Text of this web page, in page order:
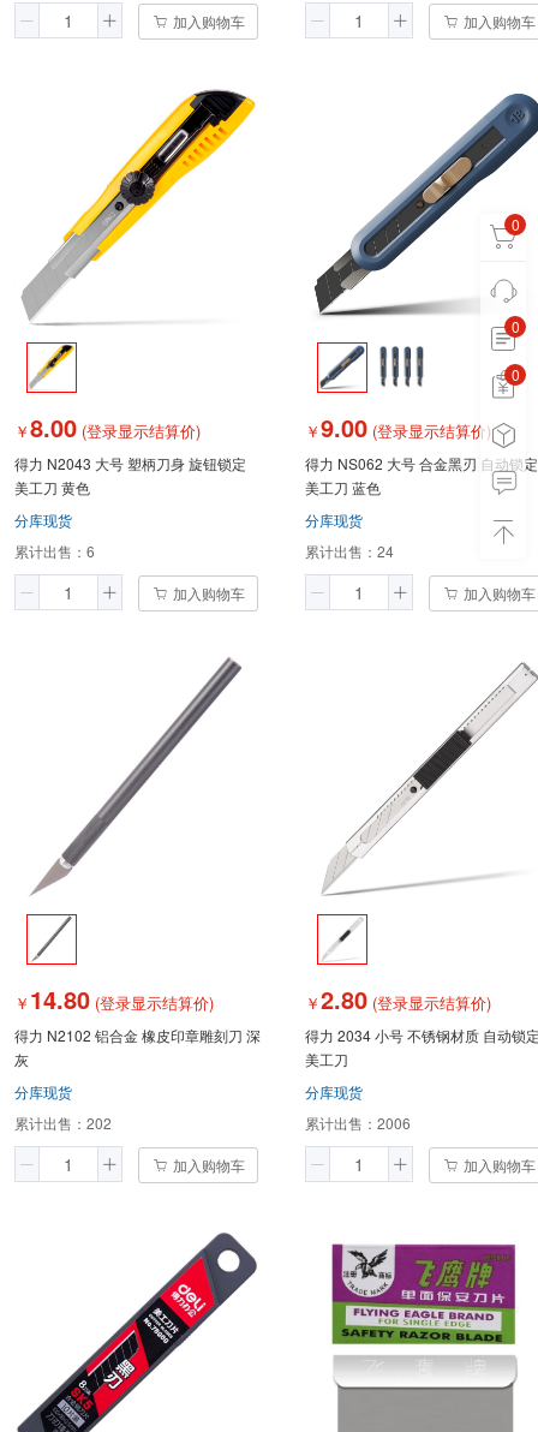
0
0
0 0
加入购物车 加入购物车
￥8.00 (登录显示结算价)
得力 N2043 大号 塑柄刀身 旋钮锁定
美工刀 黄色
分库现货
累计出售： 6
加入购物车
￥9.00 (登录显示结算价)
得力 NS062 大号 合金黑刃 自动锁定
美工刀 蓝色
分库现货
累计出售： 24
加入购物车
￥ 14.80 (登录显示结算价)
得力 N2102 铝合金 橡皮印章雕刻刀 深
灰
分库现货
累计出售： 202
加入购物车
￥2.80 (登录显示结算价)
得力 2034 小号 不锈钢材质 自动锁
美工刀
分库现货
累计出售： 2006
加入购物车